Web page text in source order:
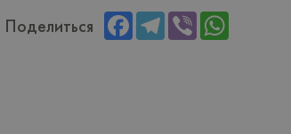
Поделиться FacebookTelegram
Viber